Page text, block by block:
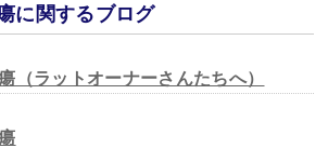
に関するブログ
（ラットオーナーさんたちへ）